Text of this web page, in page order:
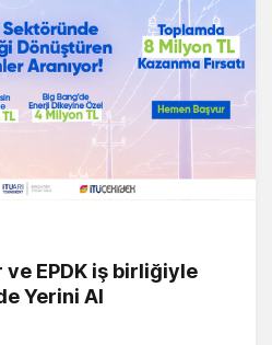
ve EPDK iş birliğiyle
Yerini Al